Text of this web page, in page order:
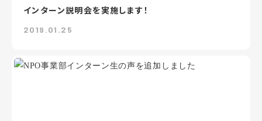
インターン説明会を実施します！
2019.01.25